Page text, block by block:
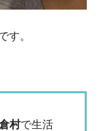
す。
村で生活